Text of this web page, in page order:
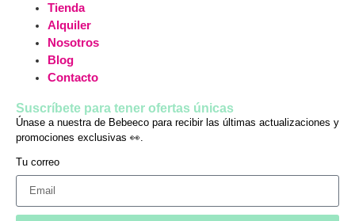
Tienda
Alquiler
Nosotros
Blog
Contacto
Suscríbete para tener ofertas únicas
Únase a nuestra de Bebeeco para recibir las últimas actualizaciones y
promociones exclusivas 👀.
Tu correo